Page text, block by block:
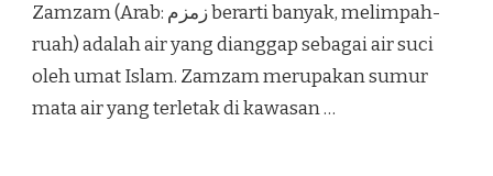
Zamzam (Arab: زمزم‎ berarti banyak, melimpah-
ruah) adalah air yang dianggap sebagai air suci
oleh umat Islam. Zamzam merupakan sumur
mata air yang terletak di kawasan …